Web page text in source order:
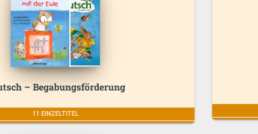
– Begabungsförderung
11 EINZELTITEL